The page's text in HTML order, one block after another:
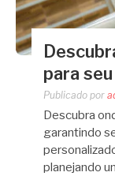
para
Publicado por
Descubra
garantindo
planejando